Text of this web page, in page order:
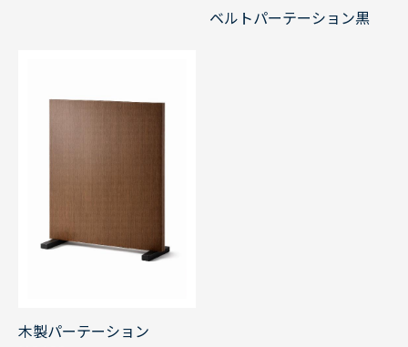
ベルトパーテーション黒
木製パーテーション